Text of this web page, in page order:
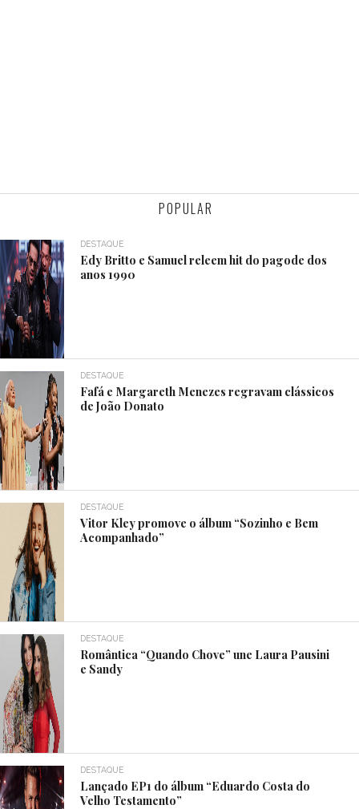
POPULAR
DESTAQUE
Edy Britto e Samuel releem hit do pagode dos
anos 1990
DESTAQUE
Fafá e Margareth Menezes regravam clássicos
de João Donato
DESTAQUE
Vitor Kley promove o álbum “Sozinho e Bem
Acompanhado”
DESTAQUE
Romântica “Quando Chove” une Laura Pausini
e Sandy
DESTAQUE
Lançado EP1 do álbum “Eduardo Costa do
Velho Testamento”